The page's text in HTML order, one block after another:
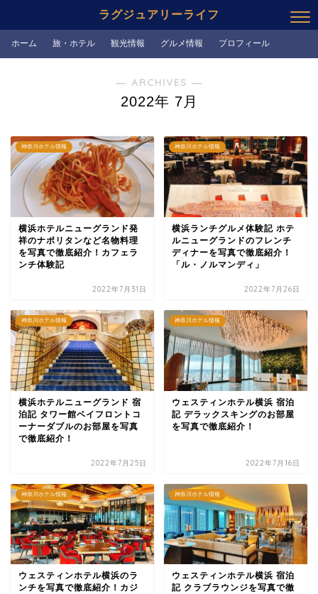
ラグジュアリーライフ
ホーム 旅・ホテル 観光情報 グルメ情報 プロフィール
― ARCHIVES ―
2022年 7月
神奈川ホテル情報
横浜ホテルニューグランド発
祥のナポリタンなど名物料理
を写真で徹底紹介！カフェラ
ンチ体験記
2022年7月31日
神奈川ホテル情報
横浜ランチグルメ体験記 ホテ
ルニューグランドのフレンチ
ディナーを写真で徹底紹介！
「ル・ノルマンディ」
2022年7月26日
神奈川ホテル情報
横浜ホテルニューグランド 宿
泊記 タワー館ベイフロントコ
ーナーダブルのお部屋を写真
で徹底紹介！
2022年7月25日
神奈川ホテル情報
ウェスティンホテル横浜 宿泊
記 デラックスキングのお部屋
を写真で徹底紹介！
2022年7月16日
神奈川ホテル情報
ウェスティンホテル横浜のラ
ンチを写真で徹底紹介！カジ
神奈川ホテル情報
ウェスティンホテル横浜 宿泊
記 クラブラウンジを写真で徹